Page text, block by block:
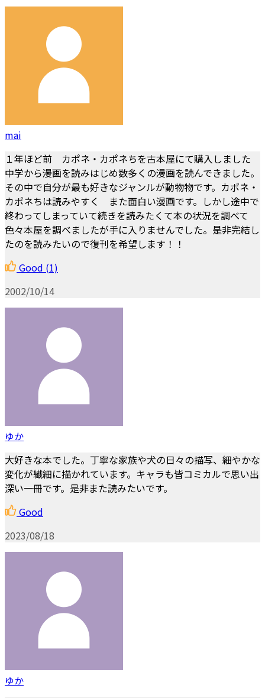
mai
１年ほど前 カポネ・カポネちを古本屋にて購入しました
中学から漫画を読みはじめ数多くの漫画を読んできました。
その中で自分が最も好きなジャンルが動物物です。カポネ・
カポネちは読みやすく また面白い漫画です。しかし途中で
終わってしまっていて続きを読みたくて本の状況を調べて
色々本屋を調べましたが手に入りませんでした。是非完結し
たのを読みたいので復刊を希望します！！
Good (1)
2002/10/14
ゆか
大好きな本でした。丁寧な家族や犬の日々の描写、細やかな
変化が繊細に描かれています。キャラも皆コミカルで思い出
深い一冊です。是非また読みたいです。
Good
2023/08/18
ゆか